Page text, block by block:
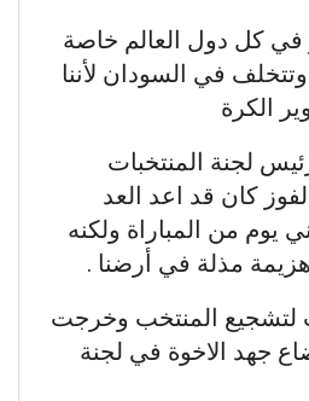
في كل دول العالم خاصة
في السودان لأننا
الكرة
لجنة المنتخبات
كان قد اعد العد
يوم من المباراة ولكنه
مذلة في أرضنا .
لتشجيع المنتخب وخرجت
جهد الاخوة في لجنة